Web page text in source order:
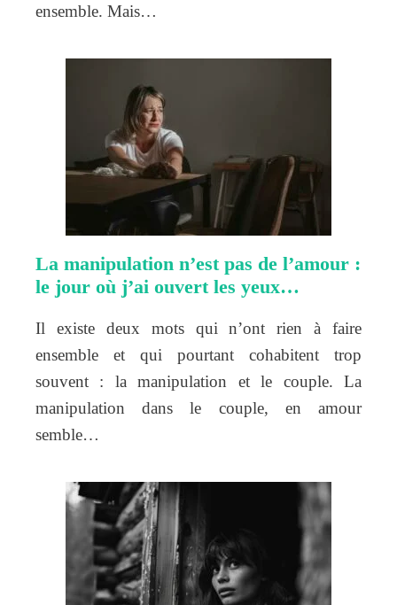
ensemble. Mais…
La manipulation n’est pas de l’amour :
le jour où j’ai ouvert les yeux…
Il existe deux mots qui n’ont rien à faire
ensemble et qui pourtant cohabitent trop
souvent : la manipulation et le couple. La
manipulation dans le couple, en amour
semble…